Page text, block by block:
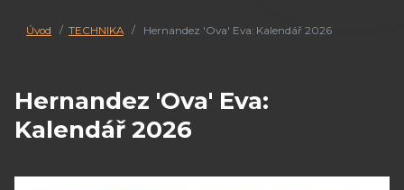
Úvod TECHNIKA Hernandez 'Ova' Eva: Kalendář 2026
Hernandez 'Ova' Eva:
Kalendář 2026